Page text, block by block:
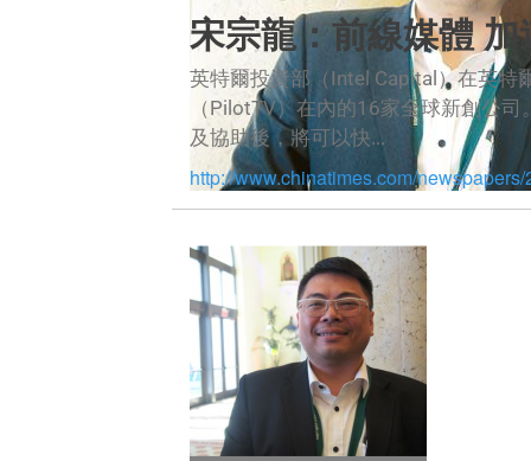
宋宗龍：前線媒體
英特爾投資部（Intel Capital）在英特
（PilotTV）在內的16家全球新創公
及協助後，將可以快...
http://www.chinatimes.com/